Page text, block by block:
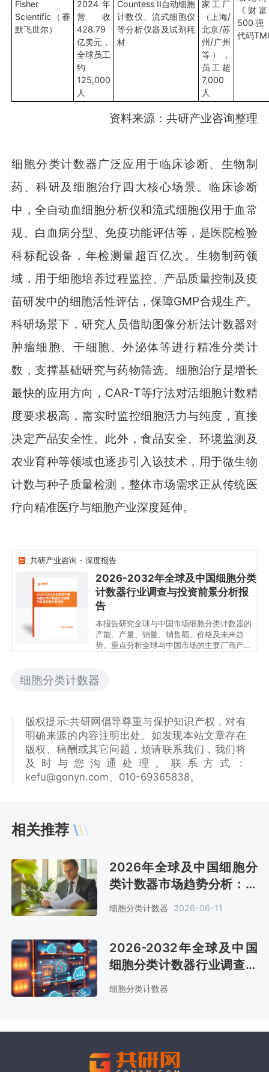
Fisher
Scientific（赛
默飞世尔）
2024年
营收
428.79
亿美元，
全球员工
约
125,000
人
Countess II自动细胞
计数仪、流式细胞仪
等分析仪器及试剂耗
材
家工厂
（上海/
北京/苏
州/广州
等），
员工超
7,000
人
《财
500强
代码
资料来源：共研产业咨询整理
细胞分类计数器广泛应用于临床诊断、生物制
药、科研及细胞治疗四大核心场景。临床诊断
中，全自动血细胞分析仪和流式细胞仪用于血常
规、白血病分型、免疫功能评估等，是医院检验
科标配设备，年检测量超百亿次。生物制药领
域，用于细胞培养过程监控、产品质量控制及疫
苗研发中的细胞活性评估，保障GMP合规生产。
科研场景下，研究人员借助图像分析法计数器对
肿瘤细胞、干细胞、外泌体等进行精准分类计
数，支撑基础研究与药物筛选。细胞治疗是增长
最快的应用方向，CAR-T等疗法对活细胞计数精
度要求极高，需实时监控细胞活力与纯度，直接
决定产品安全性。此外，食品安全、环境监测及
农业育种等领域也逐步引入该技术，用于微生物
计数与种子质量检测，整体市场需求正从传统医
疗向精准医疗与细胞产业深度延伸。
共研产业咨询 - 深度报告
2026-2032年全球及中国
细胞分类计数器行业调查
与投资前景分析报告
2026-2032年全球及中国细胞分类
计数器行业调查与投资前景分析报
告
本报告研究全球与中国市场细胞分类计数器的
产能、产量、销量、销售额、价格及未来趋
势。重点分析全球与中国市场的主要厂商产品
据为2021至2025年，预测数据为2026至
2032年。
细胞分类计数器
版权提示:共研网倡导尊重与保护知识产权，对有
明确来源的内容注明出处。如发现本站文章存在
版权、稿酬或其它问题，烦请联系我们，我们将
及时与您沟通处理。联系方式：
kefu@gonyn.com、010-69365838。
相关推荐
2026年全球及中国细胞分
类计数器市场趋势分析：全
球预计销售金额8.8亿美元
[图]
细胞分类计数器 2026-06-11
2026-2032年全球及中国
细胞分类计数器行业调查与
投资前景分析报告
细胞分类计数器